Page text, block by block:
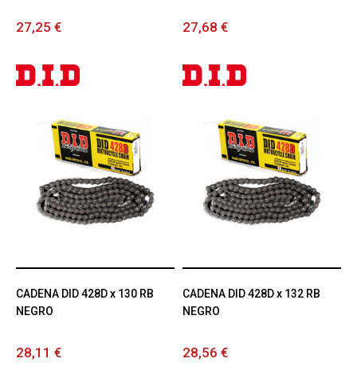
27,25 € 27,68 €
CADENA DID 428D x 130 RB
NEGRO
28,11 €
CADENA DID 428D x 132 RB
NEGRO
28,56 €